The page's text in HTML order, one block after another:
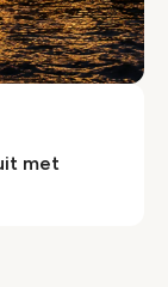
met